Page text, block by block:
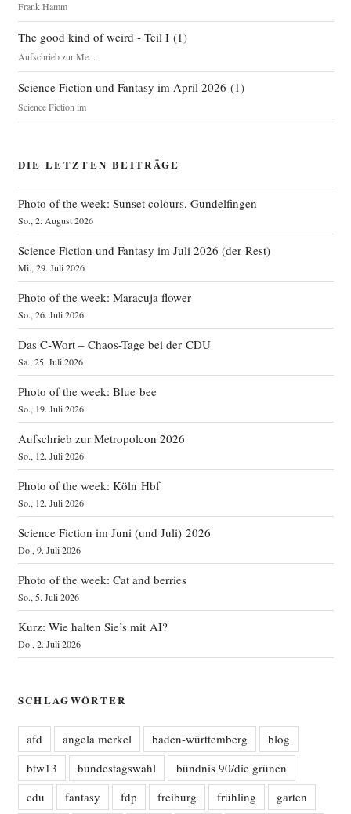
Frank Hamm
The good kind of weird - Teil I(1)
Aufschrieb zur Me...
Science Fiction und Fantasy im April 2026 (1)
Science Fiction im
DIE LETZTEN BEITRÄGE
Photo of the week: Sunset colours, Gundelfingen
So., 2. August 2026
Science Fiction und Fantasy im Juli 2026 (der Rest)
Mi., 29. Juli 2026
Photo of the week: Maracuja flower
So., 26. Juli 2026
Das C‑Wort – Chaos-Tage bei der CDU
Sa., 25. Juli 2026
Photo of the week: Blue bee
So., 19. Juli 2026
Aufschrieb zur Metropolcon 2026
So., 12. Juli 2026
Photo of the week: Köln Hbf
So., 12. Juli 2026
Science Fiction im Juni (und Juli) 2026
Do., 9. Juli 2026
Photo of the week: Cat and berries
So., 5. Juli 2026
Kurz: Wie halten Sie’s mit AI?
Do., 2. Juli 2026
SCHLAGWÖRTER
afd angela merkel baden-württemberg
blog
btw13
bundestagswahl
bündnis 90/die grünen
cdu
fantasy fdp freiburg frühling garten